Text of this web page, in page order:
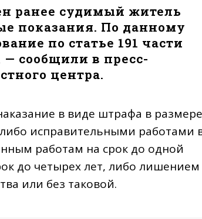
ранее судимый житель
показания. По данному
по статье 191 части
— сообщили в пресс-
центра.
в виде штрафа в размере
исправительными работами
работам на срок до одной
до четырех лет, либо лишением
или без таковой.